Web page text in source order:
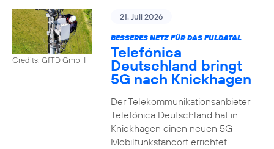
Credits: GfTD GmbH
21. Juli 2026
BESSERES NETZ FÜR DAS FULDATAL
Telefónica
Deutschland bringt
5G nach Knickhagen
Der Telekommunikationsanbieter
Telefónica Deutschland hat in
Knickhagen einen neuen 5G-
Mobilfunkstandort errichtet